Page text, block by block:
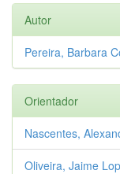
Autor
Pereira, Barbara
Orientador
Nascentes,
Oliveira, Jaime